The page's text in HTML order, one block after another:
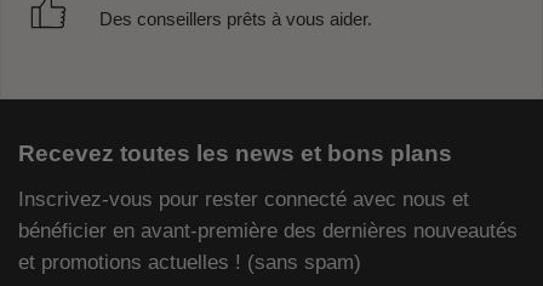
Des conseillers prêts à vous aider.
Recevez toutes les news et bons plans
Inscrivez-vous pour rester connecté avec nous et
bénéficier en avant-première des dernières nouveautés
et promotions actuelles ! (sans spam)